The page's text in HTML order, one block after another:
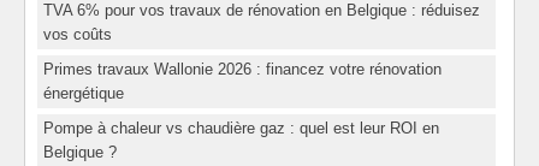
TVA 6% pour vos travaux de rénovation en Belgique : réduisez
vos coûts
Primes travaux Wallonie 2026 : financez votre rénovation
énergétique
Pompe à chaleur vs chaudière gaz : quel est leur ROI en
Belgique ?